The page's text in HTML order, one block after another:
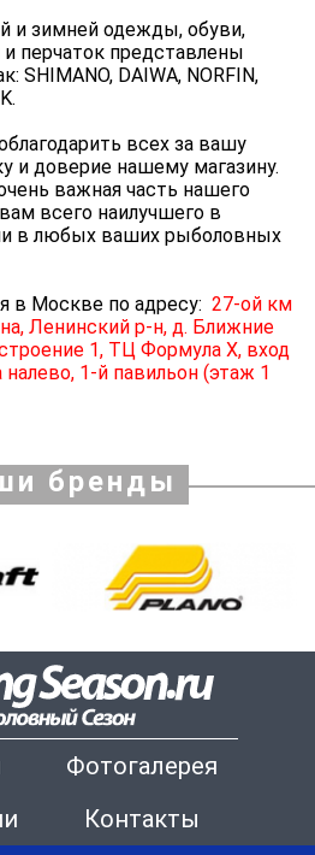
и зимней одежды, обуви,
перчаток представлены
SHIMANO, DAIWA, NORFIN,
всех за вашу
и доверие нашему магазину.
важная часть нашего
всего наилучшего в
в любых ваших рыболовных
в Москве по адресу: 27-ой км
Ленинский р-н, д. Ближние
1, ТЦ Формула X, вход
1-й павильон (этаж 1
бренды
Фотогалерея
Контакты